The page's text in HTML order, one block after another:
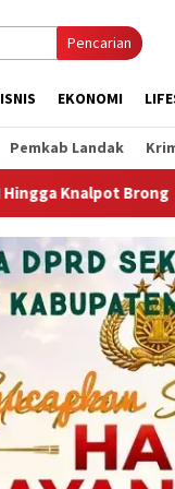
Pencarian
EKONOMI
Pemkab Landak
Krisantus Sambut